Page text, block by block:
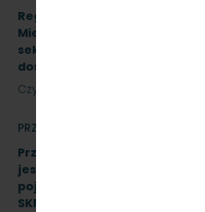
Regulamin Udzielania przez
Miejska w Trójmieście Sp. z
sektorowych podprogowych
dostawy i usługi
Czytaj dalej
PRZETARGI
Przetarg nieograniczony,
jest wykonanie czynności
pojeździe kolejowym EN57-
SKMMU.086.51.22